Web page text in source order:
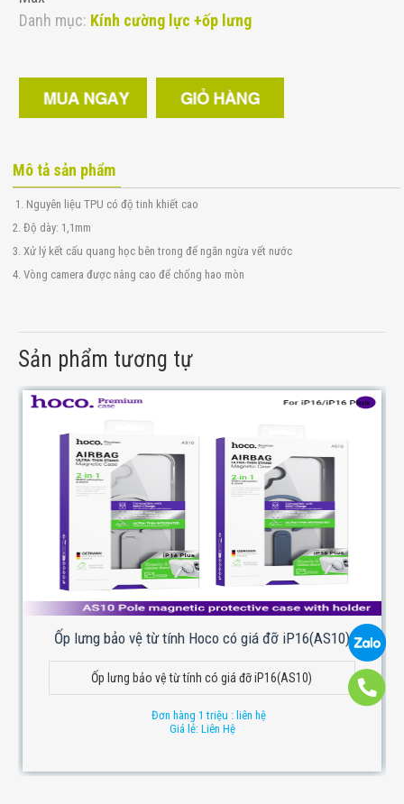
Danh mục: Kính cường lực +ốp lưng
Mô tả sản phẩm
1. Nguyên liệu TPU có độ tinh khiết cao
2. Độ dày: 1,1mm
3. Xử lý kết cấu quang học bên trong để ngăn ngừa vết nước
4. Vòng camera được nâng cao để chống hao mòn
Sản phẩm tương tự
Ốp lưng bảo vệ từ tính Hoco có giá đỡ iP16(AS10)
Ốp lưng bảo vệ từ tính có giá đỡ iP16(AS10)
Đơn hàng 1 triệu : liên hệ
Giá lẻ: Liên Hệ